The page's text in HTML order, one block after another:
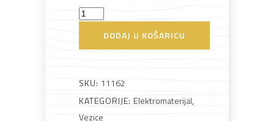
Metalna
galanterija
ElektromaterijalVijčana
roba
namještaj
Vezice
100
komada
količina
DODAJ U KOŠARICU
SKU: 11162
KATEGORIJE: Elektromaterijal,
Vezice